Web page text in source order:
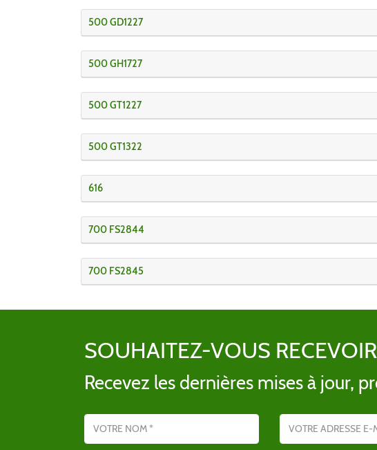
500 GD1227
500 GH1727
500 GT1227
500 GT1322
616
700 FS2844
700 FS2845
SOUHAITEZ-VOUS
Recevez les dernières mises à jour,